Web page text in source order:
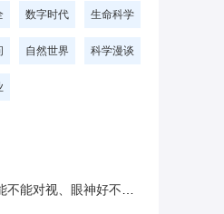
数字时代 生命科学
自然世界 科学漫谈
能对视、眼神好不好？